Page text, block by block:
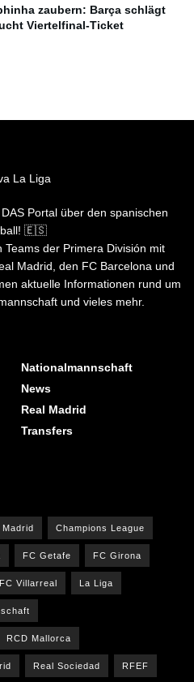
zaubern: Barça schlägt
Viertelfinal-Ticket
Portal über den spanischen
🇪🇸
der Primera División mit
Madrid, den FC Barcelona und
aktuelle Informationen rund um
und vieles mehr.
Nationalmannschaft
News
Real Madrid
Transfers
Champions League
FC Getafe FC Girona
FC Villarreal La Liga
RCD Mallorca
Real Sociedad RFEF